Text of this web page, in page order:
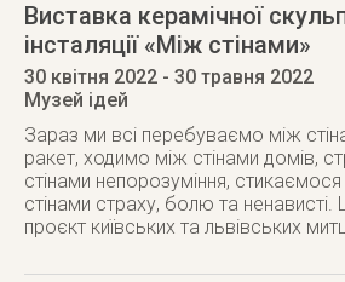
Виставка керамічної
інсталяції «Між стінами»
30 квітня 2022 - 30 травня 2022
Музей ідей
Зараз ми всі перебуваємо між
ракет, ходимо між стінами домів,
стінами непорозуміння, стикаємося
стінами страху, болю та
проєкт київських та львівських